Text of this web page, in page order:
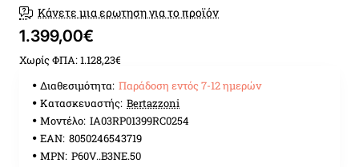
Κάνετε μια ερωτηση για το προϊόν
1.399,00€
Χωρίς ΦΠΑ: 1.128,23€
Διαθεσιμότητα: Παράδοση εντός 7-12 ημερών
Κατασκευαστής: Bertazzoni
Μοντέλο: IA03RP01399RC0254
EAN: 8050246543719
MPN: P60V..B3NE.50